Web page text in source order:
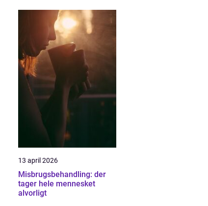
13 april 2026
Misbrugsbehandling: der
tager hele mennesket
alvorligt